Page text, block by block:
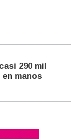
290 mil
manos